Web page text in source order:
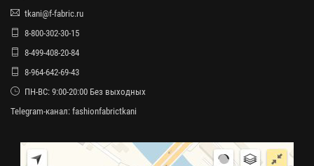
tkani@f-fabric.ru
8-800-302-30-15
8-499-408-20-84
8-964-642-69-43
ПН-ВС: 9:00-20:00 Без выходных
Telegram-канал: fashionfabrictkani